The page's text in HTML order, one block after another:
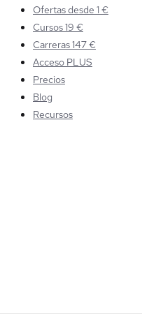
Ofertas desde 1 €
Cursos 19 €
Carreras 147 €
Acceso PLUS
Precios
Blog
Recursos